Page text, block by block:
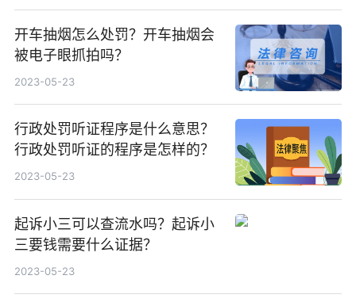
开车抽烟怎么处罚？开车抽烟会
被电子眼抓拍吗？
2023-05-23
行政处罚听证程序是什么意思？
行政处罚听证的程序是怎样的？
2023-05-23
起诉小三可以查流水吗？起诉小
三要钱需要什么证据？
2023-05-23